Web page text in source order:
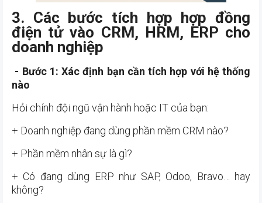
3. Các bước tích hợp hợp đồng
điện tử vào CRM, HRM, ERP cho
doanh nghiệp
- Bước 1: Xác định bạn cần tích hợp với hệ thống
nào
Hỏi chính đội ngũ vận hành hoặc IT của bạn:
+ Doanh nghiệp đang dùng phần mềm CRM nào?
+ Phần mềm nhân sự là gì?
+ Có đang dùng ERP như SAP, Odoo, Bravo… hay
không?